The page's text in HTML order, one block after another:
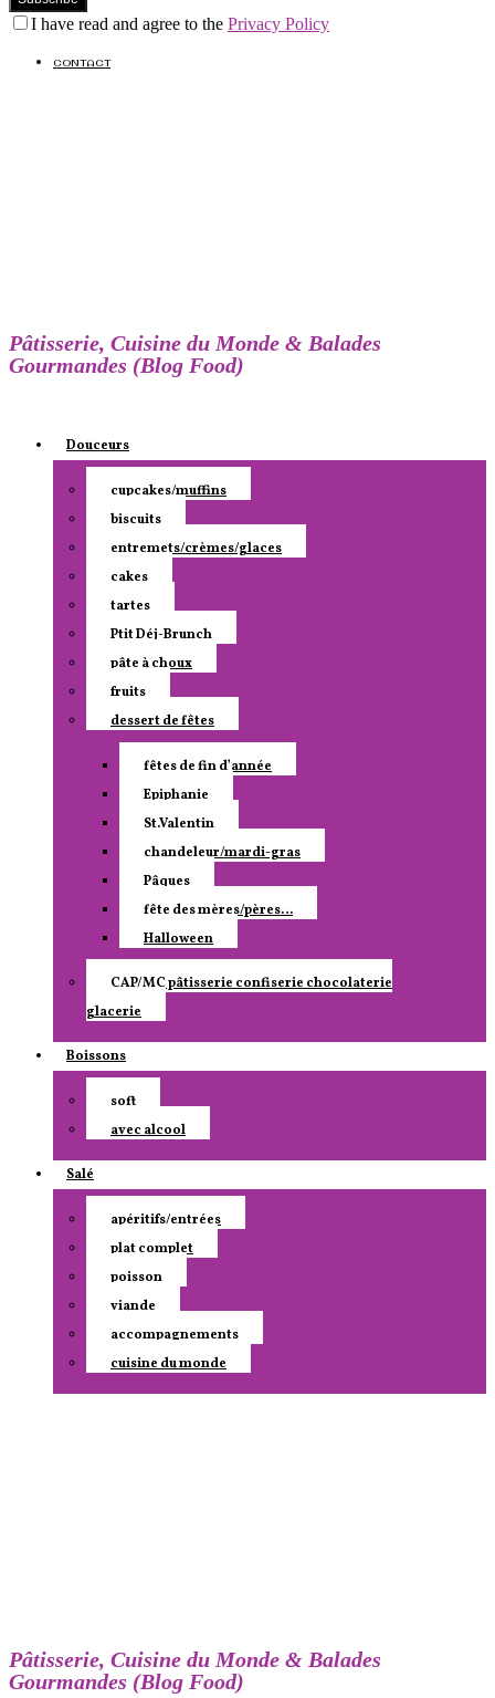
I have read and agree to the Privacy Policy
CONTACT
Pâtisserie, Cuisine du Monde & Balades
Gourmandes (Blog Food)
Douceurs
cupcakes/muffins
biscuits
entremets/crèmes/glaces
cakes
tartes
Ptit Déj-Brunch
pâte à choux
fruits
dessert de fêtes
fêtes de fin d’année
Epiphanie
St.Valentin
chandeleur/mardi-gras
Pâques
fête des mères/pères…
Halloween
CAP/MC pâtisserie confiserie chocolaterie
glacerie
Boissons
soft
avec alcool
Salé
apéritifs/entrées
plat complet
poisson
viande
accompagnements
cuisine du monde
Pâtisserie, Cuisine du Monde & Balades
Gourmandes (Blog Food)